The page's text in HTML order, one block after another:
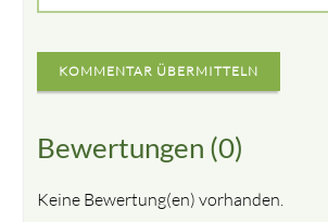
KOMMENTAR ÜBERMITTELN
Bewertungen (0)
Keine Bewertung(en) vorhanden.